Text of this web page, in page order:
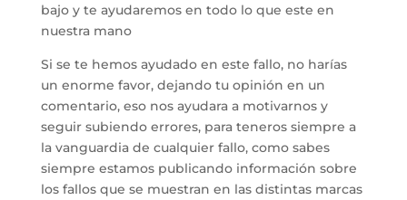
bajo y te ayudaremos en todo lo que este en
nuestra mano
Si se te hemos ayudado en este fallo, no harías
un enorme favor, dejando tu opinión en un
comentario, eso nos ayudara a motivarnos y
seguir subiendo errores, para teneros siempre a
la vanguardia de cualquier fallo, como sabes
siempre estamos publicando información sobre
los fallos que se muestran en las distintas marcas